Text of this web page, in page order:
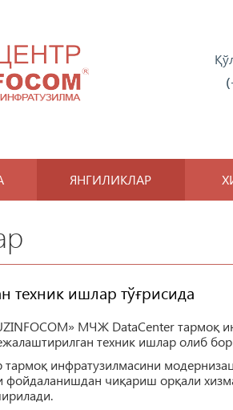
ЯНГИЛИКЛАР
техник ишлар тўғрисида
МЧЖ DataCenter тармоқ
техник ишлар олиб
тармоқ инфратузилмасини
фойдаланишдан чиқариш орқали